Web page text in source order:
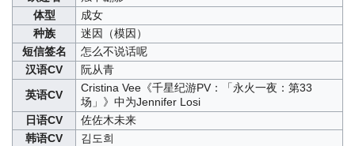
体型
成女
种族
迷因（模因）
短信签名
怎么不说话呢
汉语CV
阮从青
英语CV
Cristina Vee《千星纪游PV：「永火一夜：第33
场」》中为Jennifer Losi
日语CV
佐佐木未来
韩语CV
김도희